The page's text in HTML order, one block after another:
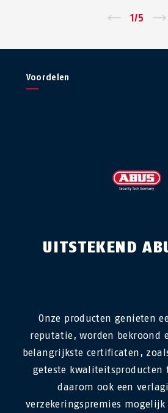
1/5
Voordelen
UITSTEKEND
Onze producten genieten
reputatie, worden bekroond
belangrijkste certificaten, zoals
geteste kwaliteitsproducten
daarom ook een
verzekeringspremies